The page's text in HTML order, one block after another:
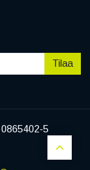
Tilaa
5